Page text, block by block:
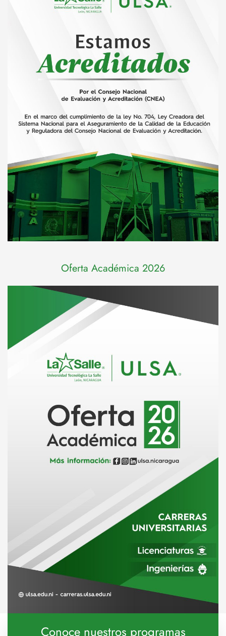
Oferta Académica 2026
Conoce nuestros programas